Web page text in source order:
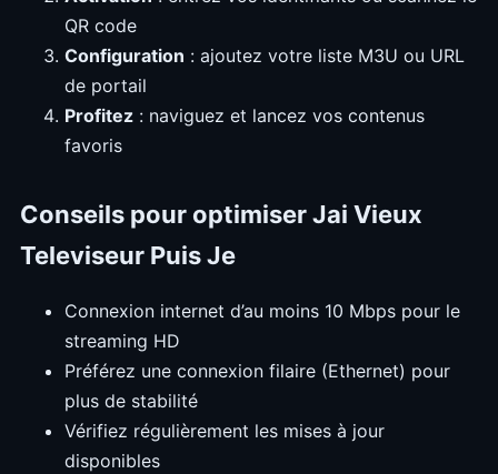
QR code
Configuration : ajoutez votre liste M3U ou URL
de portail
Profitez : naviguez et lancez vos contenus
favoris
Conseils pour optimiser Jai Vieux
Televiseur Puis Je
Connexion internet d’au moins 10 Mbps pour le
streaming HD
Préférez une connexion filaire (Ethernet) pour
plus de stabilité
Vérifiez régulièrement les mises à jour
disponibles